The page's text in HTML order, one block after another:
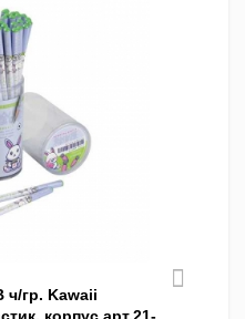
гр. Kawaii